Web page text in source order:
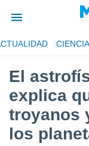
de
ha
para
la
que se
CIENCIA
El
explica
troyanos
los